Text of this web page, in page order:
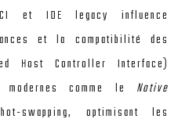
et IDE legacy influence
et la compatibilité des
Host Controller Interface)
modernes comme le Native
swapping, optimisant les